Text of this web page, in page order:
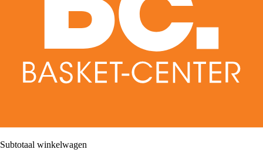
Subtotaal winkelwagen